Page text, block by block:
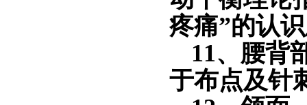
疼痛”的认
11、腰背
于布点及针